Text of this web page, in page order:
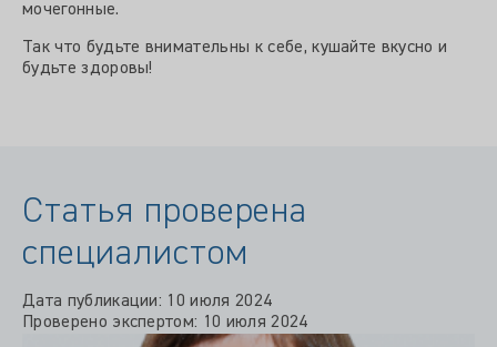
мочегонные.
Так что будьте внимательны к себе, кушайте вкусно и
будьте здоровы!
Статья проверена
специалистом
Дата публикации: 10 июля 2024
Проверено экспертом: 10 июля 2024